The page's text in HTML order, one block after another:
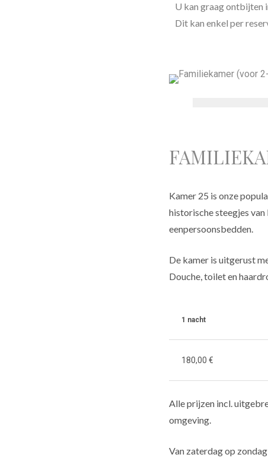
U kan graag ontbijten
Dit kan enkel per
Kamer 25 is onze
historische steegjes
eenpersoonsbedden.
De kamer is uitgerust
Douche, toilet en
1 nacht
180,00 €
Alle prijzen incl.
omgeving.
Van zaterdag op